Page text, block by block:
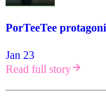
PorTeeTee
Jan 23
Read full story